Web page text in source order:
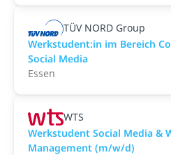
TÜV NORD Group
Werkstudent:in im Bereich
Social Media
Essen
WTS
Werkstudent Social Media &
Management (m/w/d)